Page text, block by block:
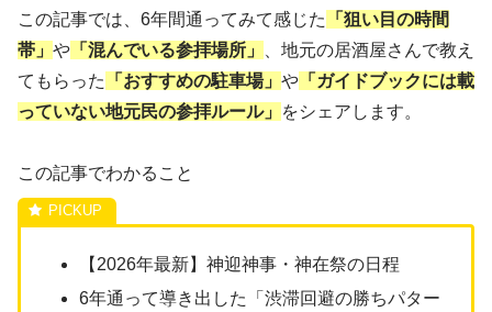
この記事では、6年間通ってみて感じた
「狙い目の時間
帯」 や 「混んでいる参拝場所」
、地元の居酒屋さんで教え
てもらった
「おすすめの駐車場」 や 「ガイドブックには載
っていない地元民の参拝ルール」 をシェアします。
この記事でわかること
【2026年最新】神迎神事・神在祭の日程
6年通って導き出した「渋滞回避の勝ちパター